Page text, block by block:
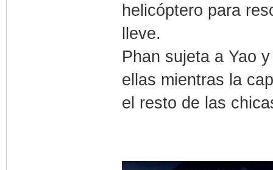
helicóptero para
lleve.
Phan sujeta a Yao
ellas mientras la
el resto de las